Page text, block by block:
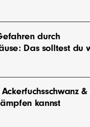
durch
Das solltest du
kannst